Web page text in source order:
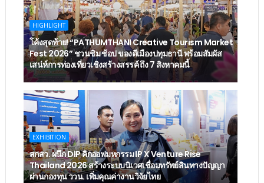
HIGHLIGHT
โค้งสุดท้าย! “PATHUMTHANI Creative Tourism Market
Fest 2026” ชวนชิม ช้อป ของดีเมืองปทุมธานี พร้อมสัมผัส
เสน่ห์การท่องเที่ยวเชิงสร้างสรรค์ ถึง 7 สิงหาคมนี้
EXHIBITION
สกสว. ผนึก DIP คิกออฟมหกรรม IP X Venture Rise
Thailand 2026 สร้างระบบนิเวศเชื่อมทรัพย์สินทางปัญญา
ผ่านกองทุน ววน. เพิ่มคุณค่างานวิจัยไทย